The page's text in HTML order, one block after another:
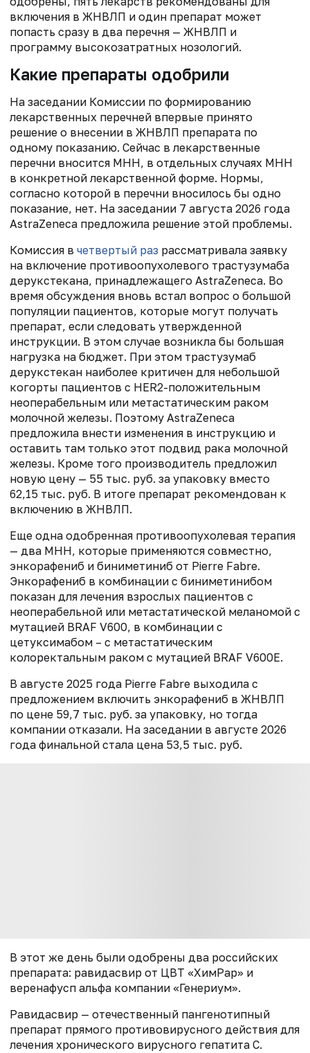
включения в ЖНВЛП и один препарат может
попасть сразу в два перечня — ЖНВЛП и
программу высокозатратных нозологий.
Какие препараты одобрили
На заседании Комиссии по формированию
лекарственных перечней впервые принято
решение о внесении в ЖНВЛП препарата по
одному показанию. Сейчас в лекарственные
перечни вносится МНН, в отдельных случаях МНН
в конкретной лекарственной форме. Нормы,
согласно которой в перечни вносилось бы одно
показание, нет. На заседании 7 августа 2026 года
AstraZeneca предложила решение этой проблемы.
Комиссия в четвертый раз рассматривала заявку
на включение противоопухолевого трастузумаба
дерукстекана, принадлежащего AstraZeneca. Во
время обсуждения вновь встал вопрос о большой
популяции пациентов, которые могут получать
препарат, если следовать утвержденной
инструкции. В этом случае возникла бы большая
нагрузка на бюджет. При этом трастузумаб
дерукстекан наиболее критичен для небольшой
когорты пациентов с HER2-положительным
неоперабельным или метастатическим раком
молочной железы. Поэтому AstraZeneca
предложила внести изменения в инструкцию и
оставить там только этот подвид рака молочной
железы. Кроме того производитель предложил
новую цену — 55 тыс. руб. за упаковку вместо
62,15 тыс. руб. В итоге препарат рекомендован к
включению в ЖНВЛП.
Еще одна одобренная противоопухолевая терапия
— два МНН, которые применяются совместно,
энкорафениб и биниметиниб от Pierre Fabre.
Энкорафениб в комбинации с биниметинибом
показан для лечения взрослых пациентов с
неоперабельной или метастатической меланомой с
мутацией BRAF V600, в комбинации с
цетуксимабом – с метастатическим
колоректальным раком с мутацией BRAF V600E.
В августе 2025 года Pierre Fabre выходила с
предложением включить энкорафениб в ЖНВЛП
по цене 59,7 тыс. руб. за упаковку, но тогда
компании отказали. На заседании в августе 2026
года финальной стала цена 53,5 тыс. руб.
В этот же день были одобрены два российских
препарата: равидасвир от ЦВТ «ХимРар» и
веренафусп альфа компании «Генериум».
Равидасвир — отечественный пангенотипный
препарат прямого противовирусного действия для
лечения хронического вирусного гепатита С.